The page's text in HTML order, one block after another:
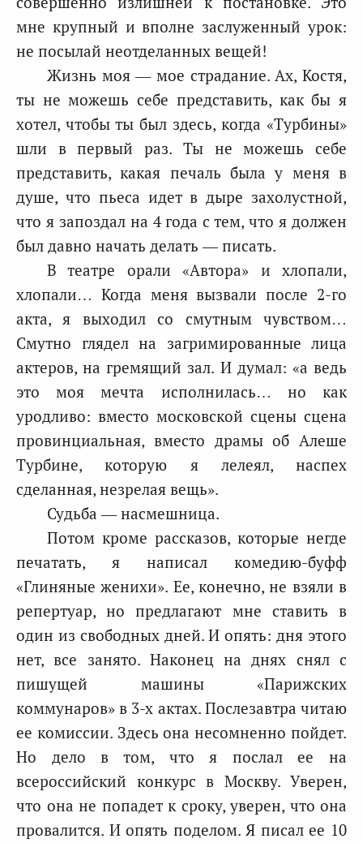
мне крупный и вполне заслуженный урок:
не посылай неотделанных вещей!
Жизнь моя — мое страдание. Ах, Костя,
ты не можешь себе представить, как бы я
хотел, чтобы ты был здесь, когда «Турбины»
шли в первый раз. Ты не можешь себе
представить, какая печаль была у меня в
душе, что пьеса идет в дыре захолустной,
что я запоздал на 4 года с тем, что я должен
был давно начать делать — писать.
В театре орали «Автора» и хлопали,
хлопали… Когда меня вызвали после 2-го
акта, я выходил со смутным чувством…
Смутно глядел на загримированные лица
актеров, на гремящий зал. И думал: «а ведь
это моя мечта исполнилась… но как
уродливо: вместо московской сцены сцена
провинциальная, вместо драмы об Алеше
Турбине, которую я лелеял, наспех
сделанная, незрелая вещь».
Судьба — насмешница.
Потом кроме рассказов, которые негде
печатать, я написал комедию-буфф
«Глиняные женихи». Ее, конечно, не взяли в
репертуар, но предлагают мне ставить в
один из свободных дней. И опять: дня этого
нет, все занято. Наконец на днях снял с
пишущей машины «Парижских
коммунаров» в 3-х актах. Послезавтра читаю
ее комиссии. Здесь она несомненно пойдет.
Но дело в том, что я послал ее на
всероссийский конкурс в Москву. Уверен,
что она не попадет к сроку, уверен, что она
провалится. И опять поделом. Я писал ее 10